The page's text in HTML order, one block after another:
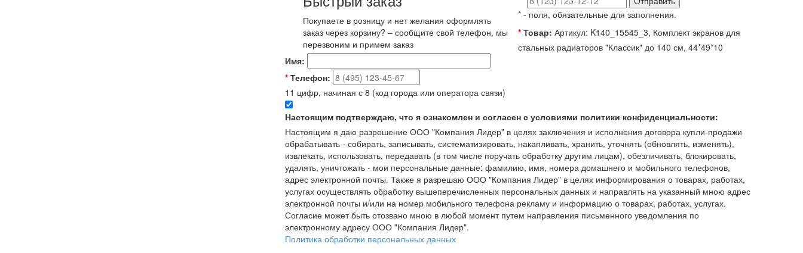
Покупаете в розницу и нет желания оформлять
заказ через корзину? – сообщите свой телефон, мы
перезвоним и примем заказ
* - поля, обязательные для заполнения.
* Товар: Артикул: K140_15545_3, Комплект экранов для
стальных радиаторов "Классик" до 140 см, 44*49*10
Имя:
* Телефон:
11 цифр, начиная с 8 (код города или оператора связи)
Настоящим подтверждаю, что я ознакомлен и согласен с условиями политики конфиденциальности:
Настоящим я даю разрешение ООО "Компания Лидер" в целях заключения и исполнения договора купли-продажи
обрабатывать - собирать, записывать, систематизировать, накапливать, хранить, уточнять (обновлять, изменять),
извлекать, использовать, передавать (в том числе поручать обработку другим лицам), обезличивать, блокировать,
удалять, уничтожать - мои персональные данные: фамилию, имя, номера домашнего и мобильного телефонов,
адрес электронной почты. Также я разрешаю ООО "Компания Лидер" в целях информирования о товарах, работах,
услугах осуществлять обработку вышеперечисленных персональных данных и направлять на указанный мною адрес
электронной почты и/или на номер мобильного телефона рекламу и информацию о товарах, работах, услугах.
Согласие может быть отозвано мною в любой момент путем направления письменного уведомления по
электронному адресу ООО "Компания Лидер".
Политика обработки персональных данных